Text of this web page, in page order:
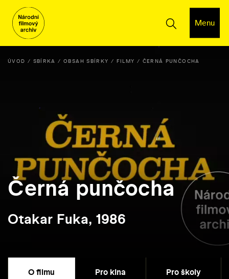
Menu
ÚVOD SBÍRKA OBSAH SBÍRKY FILMY ČERNÁ PUNČOCHA
Černá punčocha
Otakar Fuka, 1986
O filmu Pro kina Pro školy